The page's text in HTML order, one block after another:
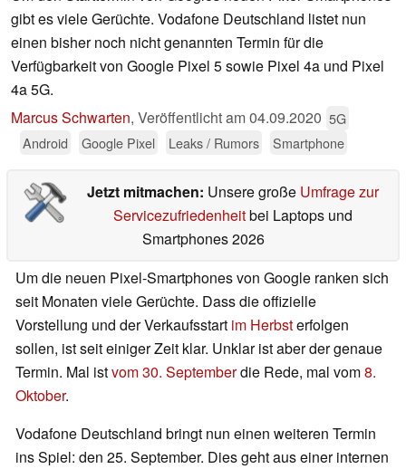
gibt es viele Gerüchte. Vodafone Deutschland listet nun
einen bisher noch nicht genannten Termin für die
Verfügbarkeit von Google Pixel 5 sowie Pixel 4a und Pixel
4a 5G.
Marcus Schwarten, Veröffentlicht am04.09.2020 5G
Android
Google Pixel Leaks / Rumors Smartphone
Jetzt mitmachen: Unsere große Umfrage zur
Servicezufriedenheitbei Laptops und
Smartphones 2026
Um die neuen Pixel-Smartphones von Google ranken sich
seit Monaten viele Gerüchte. Dass die offizielle
Vorstellung und der Verkaufsstart im Herbsterfolgen
sollen, ist seit einiger Zeit klar. Unklar ist aber der genaue
Termin. Mal istvom 30. Septemberdie Rede, mal vom8.
Oktober.
Vodafone Deutschland bringt nun einen weiteren Termin
ins Spiel: den 25. September. Dies geht aus einer internen